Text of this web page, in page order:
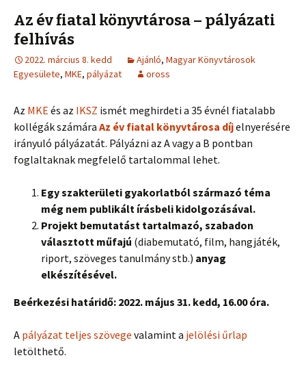
Az év fiatal könyvtárosa – pályázati
felhívás
2022. március 8. kedd Ajánló, Magyar Könyvtárosok
Egyesülete, MKE, pályázat oross
Az MKE és az IKSZ ismét meghirdeti a 35 évnél fiatalabb
kollégák számára Az év fiatal könyvtárosa díjelnyerésére
irányuló pályázatát. Pályázni az A vagy a B pontban
foglaltaknak megfelelő tartalommal lehet.
Egy szakterületi gyakorlatból származó téma
még nem publikált írásbeli kidolgozásával.
Projekt bemutatást tartalmazó, szabadon
választott műfajú (diabemutató, film, hangjáték,
riport, szöveges tanulmány stb.) anyag
elkészítésével.
Beérkezési határidő: 2022. május 31. kedd, 16.00 óra.
A pályázat teljes szövege valamint a jelölési űrlap
letölthető.